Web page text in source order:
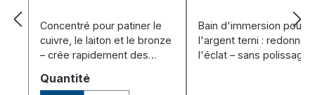
Concentré pour patiner le
cuivre, le laiton et le bronze
– crée rapidement des
Sélectionnez
Quantité
Bain d'immersion pour
l'argent terni : redonne
l'éclat – sans polissage